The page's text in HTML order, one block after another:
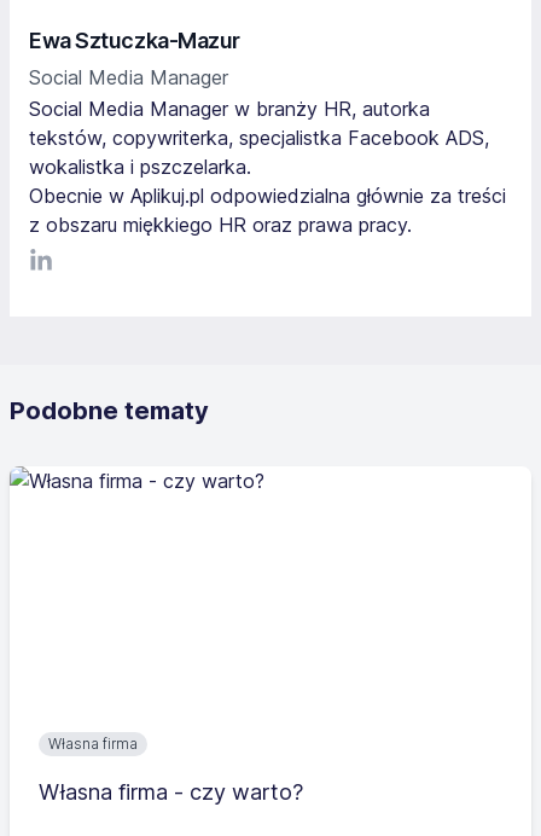
Ewa Sztuczka-Mazur
Social Media Manager
Social Media Manager w branży HR, autorka
tekstów, copywriterka, specjalistka Facebook ADS,
wokalistka i pszczelarka.
Obecnie w Aplikuj.pl odpowiedzialna głównie za treści
z obszaru miękkiego HR oraz prawa pracy.
LinkediIn
Podobne tematy
Własna firma
Własna firma - czy warto?